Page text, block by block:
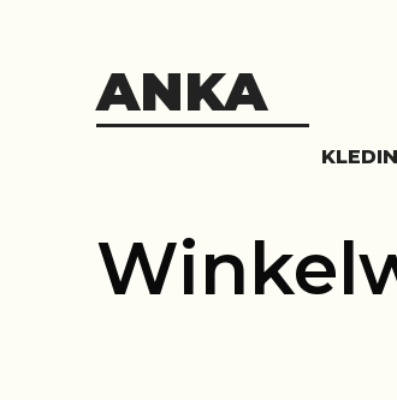
ANKA